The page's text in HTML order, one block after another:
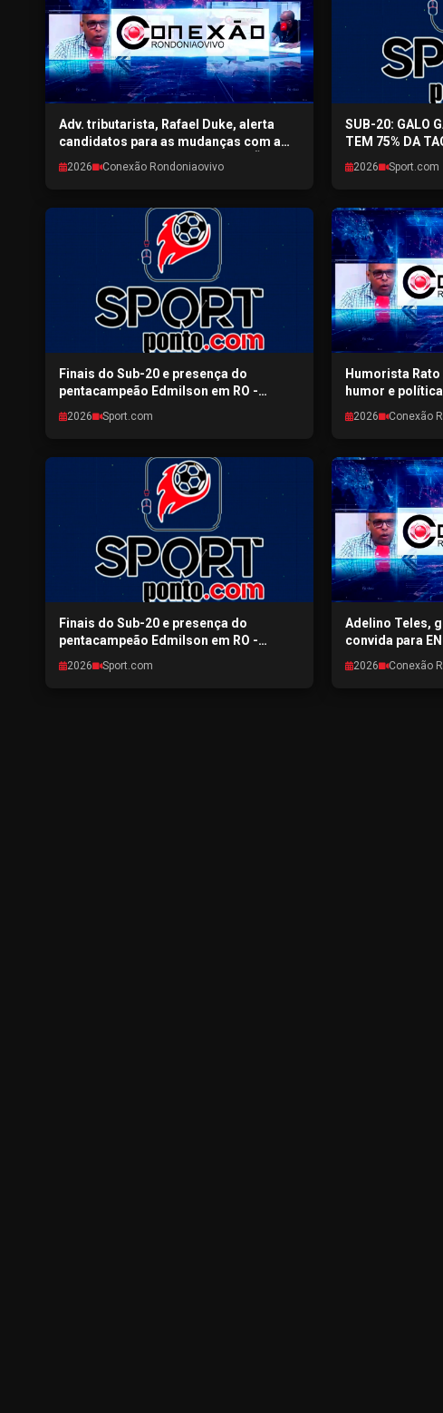
Adv. tributarista, Rafael Duke, alerta
candidatos para as mudanças com a
nova reforma tributária - CONEXÃO
RONDONIAOVIVO - 04/08/2026
2026 Conexão Rondoniaovivo
SUB-20: GALO
TEM 75% DA
2026 Sport.com
Finais do Sub-20 e presença do
pentacampeão Edmilson em RO -
SPORTPONTO.COM - 31/07/2026
2026 Sport.com
Humorista
humor e política
2026 Conexão
Finais do Sub-20 e presença do
pentacampeão Edmilson em RO -
SPORTPONTO.COM - 29/07/2026
2026 Sport.com
Adelino Teles,
convida para
Condominial de
CONEXÃO
2026 Conexão